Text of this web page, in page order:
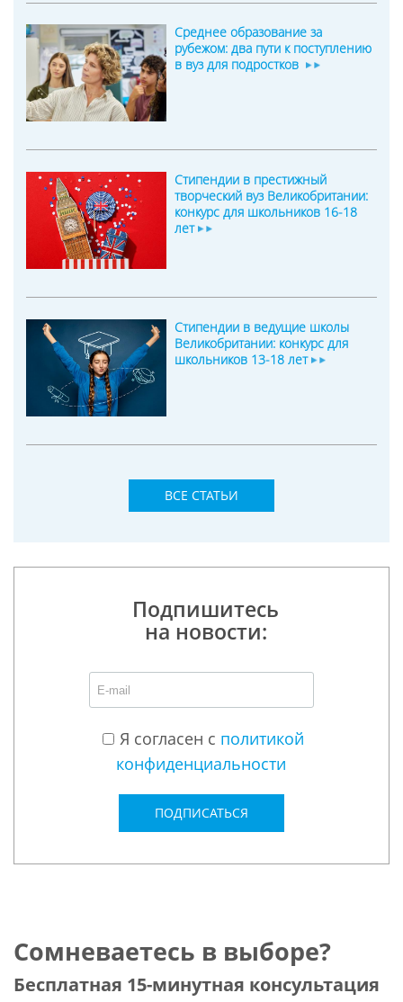
Среднее образование за
рубежом: два пути к поступлению
в вуз для подростков
Стипендии в престижный
творческий вуз Великобритании:
конкурс для школьников 16-18
лет
Стипендии в ведущие школы
Великобритании: конкурс для
школьников 13-18 лет
ВСЕ СТАТЬИ
Подпишитесь
на новости:
Я согласен с политикой
конфиденциальности
ПОДПИСАТЬСЯ
Сомневаетесь в выборе?
Бесплатная 15-минутная консультация